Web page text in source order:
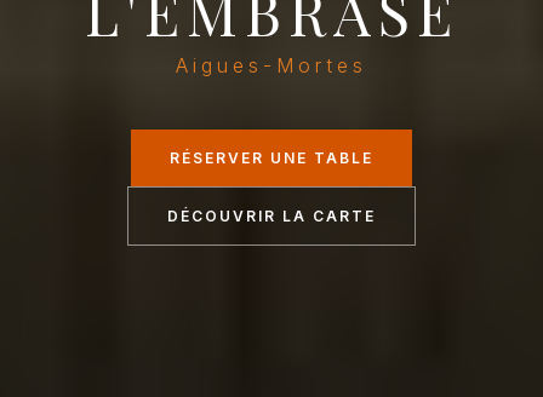
Aigues-Mortes
RÉSERVER UNE TABLE
DÉCOUVRIR LA CARTE